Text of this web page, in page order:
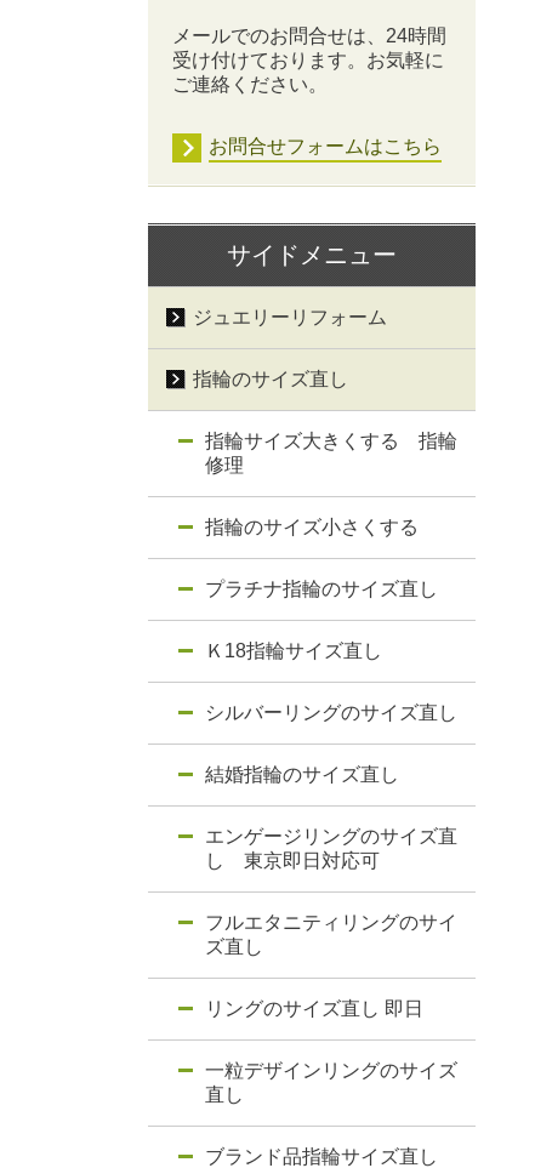
メールでのお問合せは、24時間
受け付けております。お気軽に
ご連絡ください。
お問合せフォームはこちら
サイドメニュー
ジュエリーリフォーム
指輪のサイズ直し
指輪サイズ大きくする 指輪
修理
指輪のサイズ小さくする
プラチナ指輪のサイズ直し
Ｋ18指輪サイズ直し
シルバーリングのサイズ直し
結婚指輪のサイズ直し
エンゲージリングのサイズ直
し 東京即日対応可
フルエタニティリングのサイ
ズ直し
リングのサイズ直し 即日
一粒デザインリングのサイズ
直し
ブランド品指輪サイズ直し